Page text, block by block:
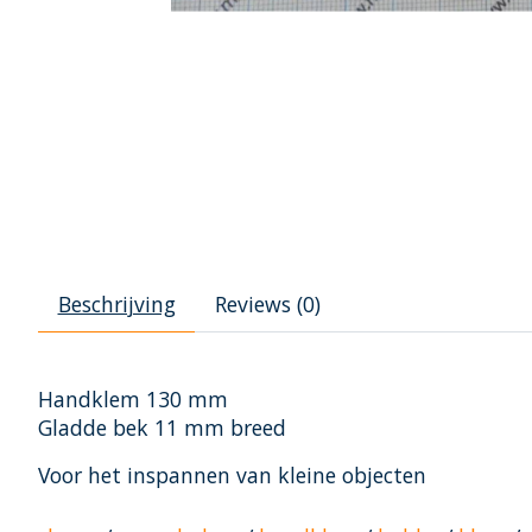
Beschrijving Reviews (0)
Handklem 130 mm
Gladde bek 11 mm breed
Voor het inspannen van kleine objecten